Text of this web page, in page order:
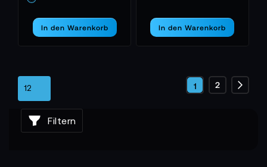
In den Warenkorb In den Warenkorb
Seite
Sie
1 Seite
2
Filtern